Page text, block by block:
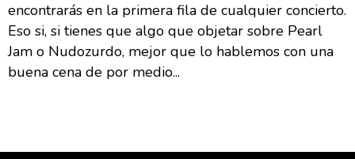
encontrarás en la primera fila de cualquier concierto.
Eso si, si tienes que algo que objetar sobre Pearl
Jam o Nudozurdo, mejor que lo hablemos con una
buena cena de por medio...